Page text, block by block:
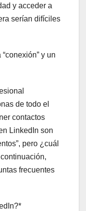
y acceder a
serían difíciles
y un
de todo el
contactos
LinkedIn son
pero ¿cuál
frecuentes